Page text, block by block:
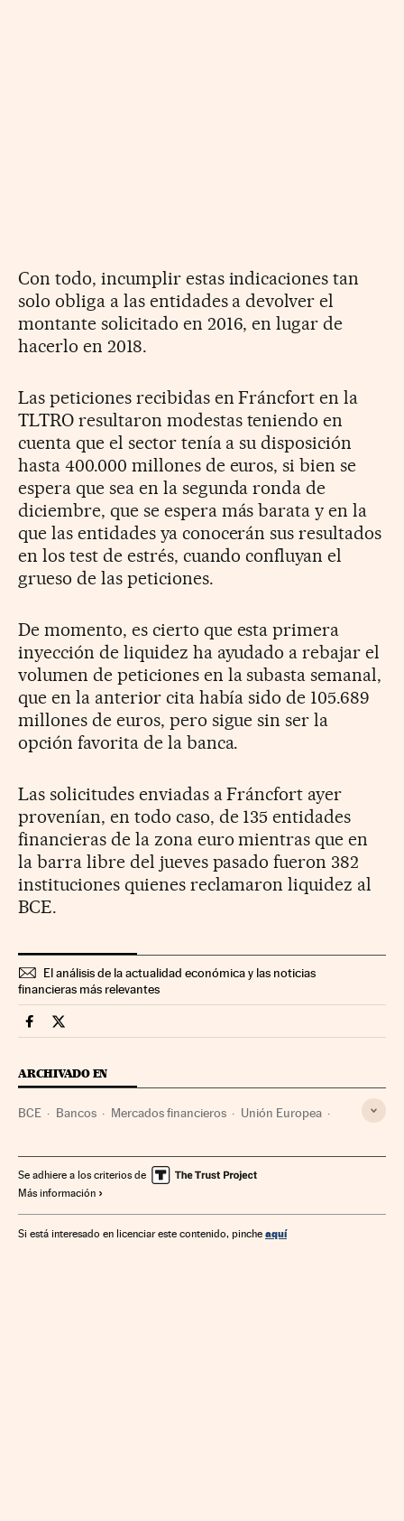
Con todo, incumplir estas indicaciones tan
solo obliga a las entidades a devolver el
montante solicitado en 2016, en lugar de
hacerlo en 2018.
Las peticiones recibidas en Fráncfort en la
TLTRO resultaron modestas teniendo en
cuenta que el sector tenía a su disposición
hasta 400.000 millones de euros, si bien se
espera que sea en la segunda ronda de
diciembre, que se espera más barata y en la
que las entidades ya conocerán sus resultados
en los test de estrés, cuando confluyan el
grueso de las peticiones.
De momento, es cierto que esta primera
inyección de liquidez ha ayudado a rebajar el
volumen de peticiones en la subasta semanal,
que en la anterior cita había sido de 105.689
millones de euros, pero sigue sin ser la
opción favorita de la banca.
Las solicitudes enviadas a Fráncfort ayer
provenían, en todo caso, de 135 entidades
financieras de la zona euro mientras que en
la barra libre del jueves pasado fueron 382
instituciones quienes reclamaron liquidez al
BCE.
El análisis de la actualidad económica y las noticias
financieras más relevantes
Mercados Financieros Cinco Días en Facebook
Mercados Financieros Cinco Días en Twitter
ARCHIVADO EN
BCE Bancos Mercados financieros Unión Europea
Relaciones exteriores Banca Finanzas
Se adhiere a los criterios de
Más información
Si está interesado en licenciar este contenido, pinche aquí